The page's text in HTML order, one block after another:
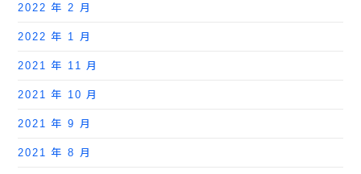
2022 年 2 月
2022 年 1 月
2021 年 11 月
2021 年 10 月
2021 年 9 月
2021 年 8 月